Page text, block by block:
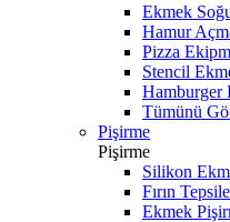
Ekmek
Hamur
Pizza
Stencil
Hamburger
Tümünü
Pişirme
Pişirme
Silikon
Fırın
Ekmek